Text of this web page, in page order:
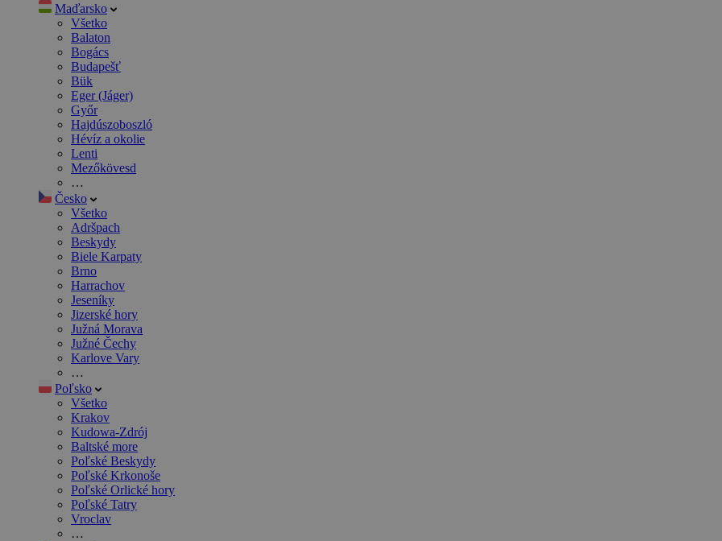
Maďarsko
Všetko
Balaton
Bogács
Budapešť
Bük
Eger (Jáger)
Győr
Hajdúszoboszló
Hévíz a okolie
Lenti
Mezőkövesd
…
Česko
Všetko
Adršpach
Beskydy
Biele Karpaty
Brno
Harrachov
Jeseníky
Jizerské hory
Južná Morava
Južné Čechy
Karlove Vary
…
Poľsko
Všetko
Krakov
Kudowa-Zdrój
Baltské more
Poľské Beskydy
Poľské Krkonoše
Poľské Orlické hory
Poľské Tatry
Vroclav
…